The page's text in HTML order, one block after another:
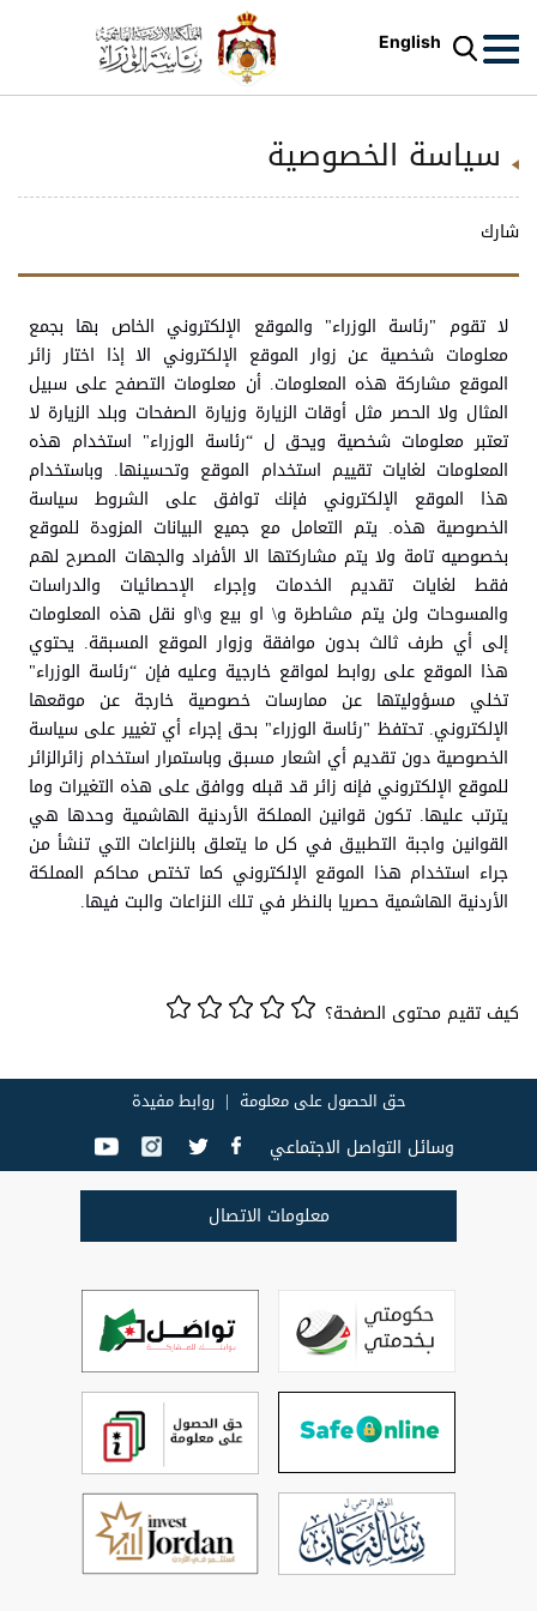
English
سياسة الخصوصية
شارك
لا تقوم "رئاسة الوزراء" والموقع الإلكتروني الخاص بها بجمع
معلومات شخصية عن زوار الموقع ‏الإلكتروني الا إذا اختار زائر
الموقع مشاركة هذه المعلومات. أن معلومات التصفح على سبيل
المثال ولا الحصر مثل أوقات الزيارة وزيارة الصفحات وبلد الزيارة لا
تعتبر معلومات شخصية ويحق ل “رئاسة الوزراء" استخدام هذه
المعلومات لغايات تقييم استخدام الموقع وتحسينها. وباستخدام
هذا الموقع الإلكتروني فإنك توافق على الشروط سياسة
الخصوصية هذه. يتم التعامل مع جميع البيانات المزودة للموقع
بخصوصيه تامة ولا يتم مشاركتها الا الأفراد والجهات ‏المصرح لهم
فقط لغايات تقديم الخدمات وإجراء الإحصائيات والدراسات
والمسوحات ولن يتم مشاطرة و\ او بيع و\او نقل هذه المعلومات
إلى أي طرف ثالث بدون موافقة وزوار الموقع المسبقة. يحتوي
هذا الموقع على روابط لمواقع خارجية وعليه فإن “رئاسة الوزراء"
تخلي مسؤوليتها عن ممارسات خصوصية خارجة عن موقعها
الإلكتروني. تحتفظ "رئاسة الوزراء" بحق إجراء أي تغيير على سياسة
الخصوصية دون تقديم أي اشعار مسبق وباستمرار استخدام زائرالزائر
للموقع الإلكتروني فإنه زائر قد قبله ووافق على هذه التغيرات وما
يترتب عليها. ‏تكون قوانين المملكة الأردنية الهاشمية وحدها هي
القوانين واجبة التطبيق في كل ما يتعلق بالنزاعات التي تنشأ من
جراء استخدام هذا الموقع الإلكتروني كما تختص محاكم المملكة
الأردنية الهاشمية حصريا بالنظر في تلك النزاعات والبت فيها.
كيف تقيم محتوى الصفحة؟
حق الحصول على معلومة روابط مفيدة
وسائل التواصل الاجتماعي
معلومات الاتصال